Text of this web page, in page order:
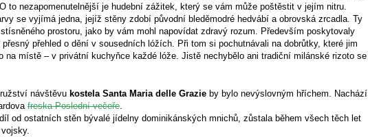
to nezapomenutelnější je hudební zážitek, který se vám může poštěstit v jejím nitru.
se vyjímá jedna, jejíž stěny zdobí původní bleděmodré hedvábí a obrovská zrcadla. Ty
prostoru, jako by vám mohl napovídat zdravý rozum. Především poskytovaly
přesný přehled o dění v sousedních lóžích. Při tom si pochutnávali na dobrůtky, které jim
na místě – v privátní kuchyňce každé lóže. Jistě nechybělo ani tradiční milánské rizoto se
návštěvu kostela Santa Maria delle Grazie by bylo nevýslovným hříchem. Nachází
freska Poslední večeře.
od ostatních stěn bývalé jídelny dominikánských mnichů, zůstala během všech těch let